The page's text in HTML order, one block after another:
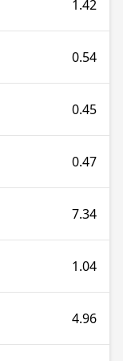
1.42
0.54
0.45
0.47
7.34
1.04
4.96